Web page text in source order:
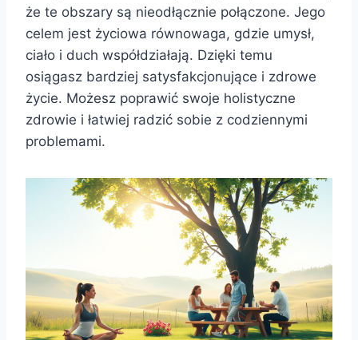
że te obszary są nieodłącznie połączone. Jego
celem jest życiowa równowaga, gdzie umysł,
ciało i duch współdziałają. Dzięki temu
osiągasz bardziej satysfakcjonujące i zdrowe
życie. Możesz poprawić swoje holistyczne
zdrowie i łatwiej radzić sobie z codziennymi
problemami.